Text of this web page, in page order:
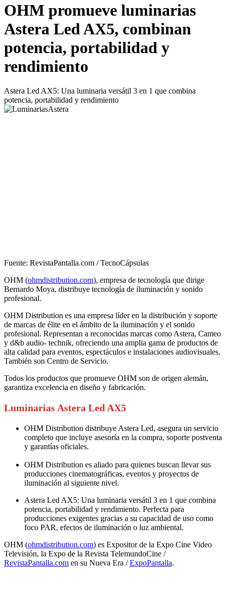
OHM promueve luminarias
Astera Led AX5, combinan
potencia, portabilidad y
rendimiento
Astera Led AX5: Una luminaria versátil 3 en 1 que combina
potencia, portabilidad y rendimiento
Fuente: RevistaPantalla.com / TecnoCápsulas
OHM (ohmdistribution.com), empresa de tecnología que dirige
Bernardo Moya, distribuye tecnología de iluminación y sonido
profesional.
OHM Distribution es una empresa líder en la distribución y soporte
de marcas de élite en el ámbito de la iluminación y el sonido
profesional. Representan a reconocidas marcas como Astera, Cameo
y d&b audio- technik, ofreciendo una amplia gama de productos de
alta calidad para eventos, espectáculos e instalaciones audiovisuales.
También son Centro de Servicio.
Todos los productos que promueve OHM son de origen alemán,
garantiza excelencia en diseño y fabricación.
Luminarias Astera Led AX5
OHM Distribution distribuye Astera Led, asegura un servicio
completo que incluye asesoría en la compra, soporte postventa
y garantías oficiales.
OHM Distribution es aliado para quienes buscan llevar sus
producciones cinematográficas, eventos y proyectos de
iluminación al siguiente nivel.
Astera Led AX5: Una luminaria versátil 3 en 1 que combina
potencia, portabilidad y rendimiento. Perfecta para
producciones exigentes gracias a su capacidad de uso como
foco PAR, efectos de iluminación o luz ambiental.
OHM (ohmdistribution.com) es Expositor de la Expo Cine Video
Televisión, la Expo de la Revista TelemundoCine /
RevistaPantalla.com en su Nueva Era /ExpoPantalla.